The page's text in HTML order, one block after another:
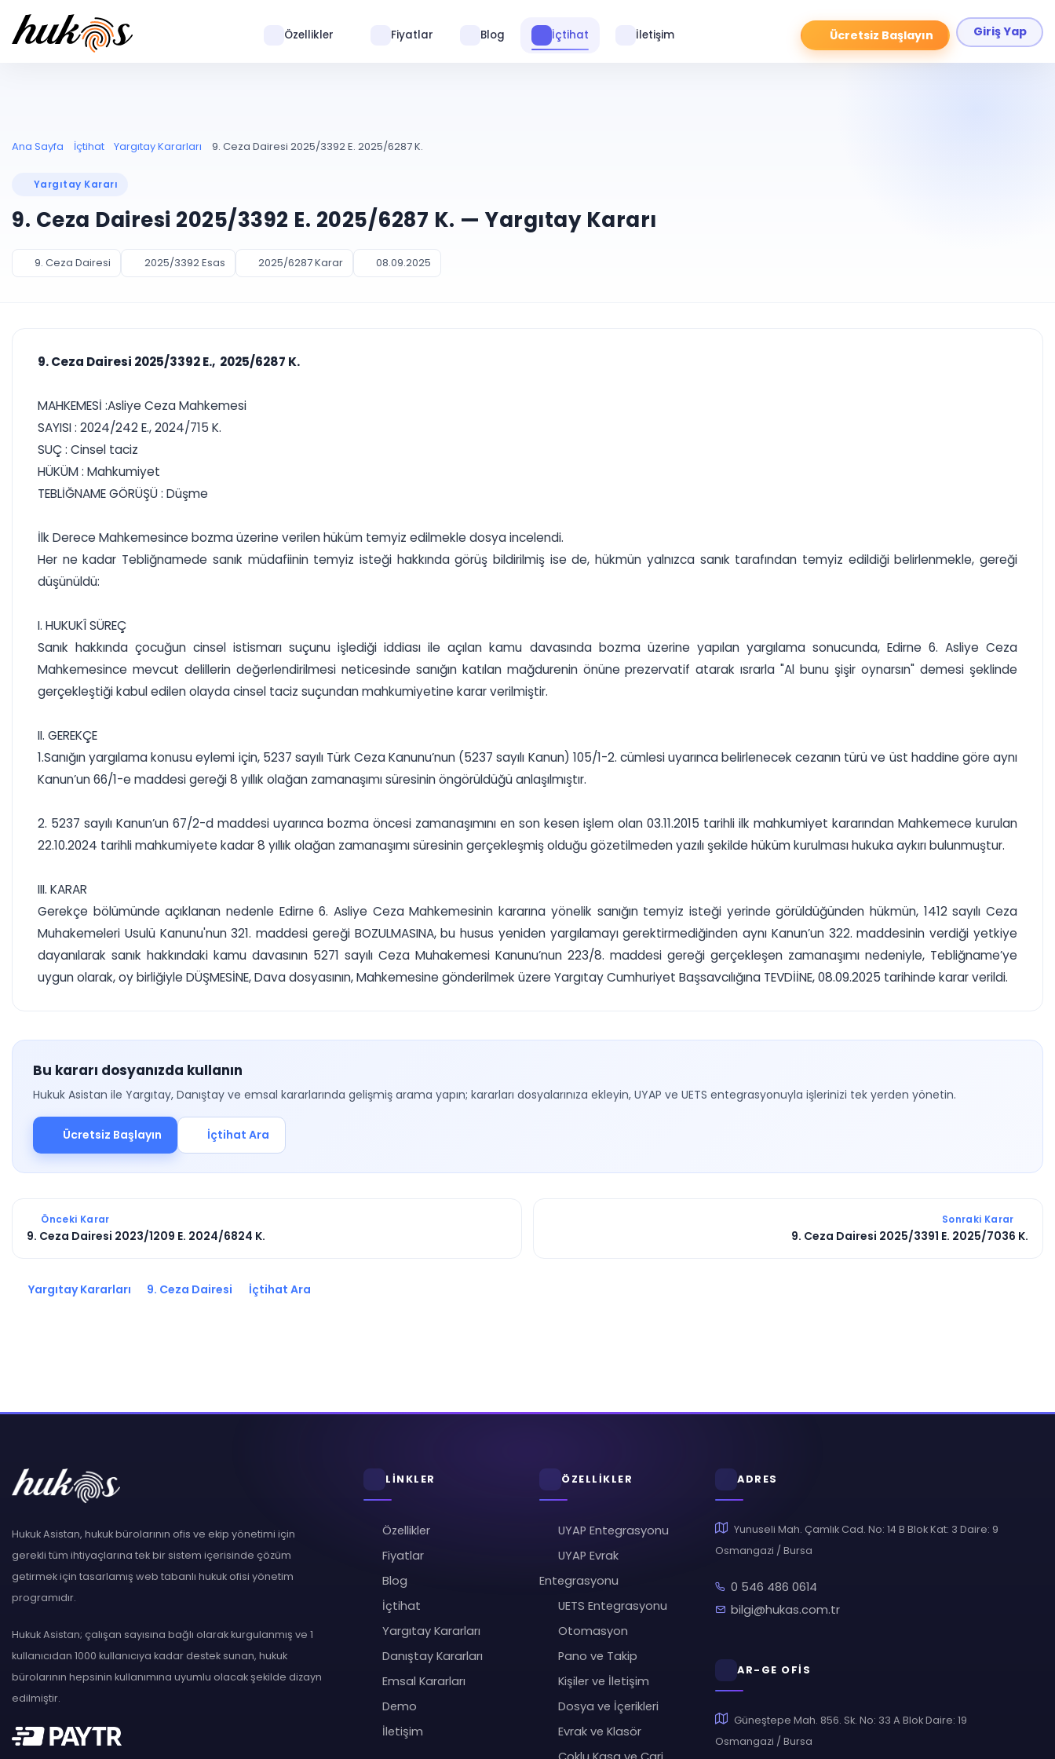
Ücretsiz Başlayın Giriş Yap
Özellikler Fiyatlar Blog İçtihat İletişim
Ana Sayfa İçtihat Yargıtay Kararları 9. Ceza Dairesi 2025/3392 E. 2025/6287 K.
Yargıtay Kararı
9. Ceza Dairesi 2025/3392 E. 2025/6287 K. — Yargıtay Kararı
9. Ceza Dairesi 2025/3392 Esas 2025/6287 Karar 08.09.2025
9. Ceza Dairesi 2025/3392 E., 2025/6287 K.
MAHKEMESİ :Asliye Ceza Mahkemesi
SAYISI : 2024/242 E., 2024/715 K.
SUÇ : Cinsel taciz
HÜKÜM : Mahkumiyet
TEBLİĞNAME GÖRÜŞÜ : Düşme
İlk Derece Mahkemesince bozma üzerine verilen hüküm temyiz edilmekle dosya incelendi.
Her ne kadar Tebliğnamede sanık müdafiinin temyiz isteği hakkında görüş bildirilmiş ise de, hükmün yalnızca sanık tarafından temyiz edildiği belirlenmekle, gereği
düşünüldü:
I. HUKUKÎ SÜREÇ
Sanık hakkında çocuğun cinsel istismarı suçunu işlediği iddiası ile açılan kamu davasında bozma üzerine yapılan yargılama sonucunda, Edirne 6. Asliye Ceza
Mahkemesince mevcut delillerin değerlendirilmesi neticesinde sanığın katılan mağdurenin önüne prezervatif atarak ısrarla "Al bunu şişir oynarsın" demesi şeklinde
gerçekleştiği kabul edilen olayda cinsel taciz suçundan mahkumiyetine karar verilmiştir.
II. GEREKÇE
1.Sanığın yargılama konusu eylemi için, 5237 sayılı Türk Ceza Kanunu’nun (5237 sayılı Kanun) 105/1-2. cümlesi uyarınca belirlenecek cezanın türü ve üst haddine göre aynı
Kanun’un 66/1-e maddesi gereği 8 yıllık olağan zamanaşımı süresinin öngörüldüğü anlaşılmıştır.
2. 5237 sayılı Kanun’un 67/2-d maddesi uyarınca bozma öncesi zamanaşımını en son kesen işlem olan 03.11.2015 tarihli ilk mahkumiyet kararından Mahkemece kurulan
22.10.2024 tarihli mahkumiyete kadar 8 yıllık olağan zamanaşımı süresinin gerçekleşmiş olduğu gözetilmeden yazılı şekilde hüküm kurulması hukuka aykırı bulunmuştur.
III. KARAR
Gerekçe bölümünde açıklanan nedenle Edirne 6. Asliye Ceza Mahkemesinin kararına yönelik sanığın temyiz isteği yerinde görüldüğünden hükmün, 1412 sayılı Ceza
Muhakemeleri Usulü Kanunu'nun 321. maddesi gereği BOZULMASINA, bu husus yeniden yargılamayı gerektirmediğinden aynı Kanun’un 322. maddesinin verdiği yetkiye
dayanılarak sanık hakkındaki kamu davasının 5271 sayılı Ceza Muhakemesi Kanunu’nun 223/8. maddesi gereği gerçekleşen zamanaşımı nedeniyle, Tebliğname’ye
uygun olarak, oy birliğiyle DÜŞMESİNE, Dava dosyasının, Mahkemesine gönderilmek üzere Yargıtay Cumhuriyet Başsavcılığına TEVDİİNE, 08.09.2025 tarihinde karar verildi.
Bu kararı dosyanızda kullanın
Hukuk Asistan ile Yargıtay, Danıştay ve emsal kararlarında gelişmiş arama yapın; kararları dosyalarınıza ekleyin, UYAP ve UETS entegrasyonuyla işlerinizi tek yerden yönetin.
Ücretsiz Başlayın İçtihat Ara
Önceki Karar
9. Ceza Dairesi 2023/1209 E. 2024/6824 K.
Sonraki Karar
9. Ceza Dairesi 2025/3391 E. 2025/7036 K.
Yargıtay Kararları 9. Ceza Dairesi İçtihat Ara
Hukuk Asistan, hukuk bürolarının ofis ve ekip yönetimi için
gerekli tüm ihtiyaçlarına tek bir sistem içerisinde çözüm
getirmek için tasarlamış web tabanlı hukuk ofisi yönetim
programıdır.
Hukuk Asistan; çalışan sayısına bağlı olarak kurgulanmış ve 1
kullanıcıdan 1000 kullanıcıya kadar destek sunan, hukuk
bürolarının hepsinin kullanımına uyumlu olacak şekilde dizayn
edilmiştir.
LİNKLER
Özellikler
Fiyatlar
Blog
İçtihat
Yargıtay Kararları
Danıştay Kararları
Emsal Kararları
Demo
İletişim
ÖZELLİKLER
UYAP Entegrasyonu
UYAP Evrak
Entegrasyonu
UETS Entegrasyonu
Otomasyon
Pano ve Takip
Kişiler ve İletişim
Dosya ve İçerikleri
Evrak ve Klasör
ADRES
Yunuseli Mah. Çamlık Cad. No: 14 B Blok Kat: 3 Daire: 9
Osmangazi / Bursa
0 546 486 0614
bilgi@hukas.com.tr
AR-GE OFİS
Güneştepe Mah. 856. Sk. No: 33 A Blok Daire: 19
Osmangazi / Bursa